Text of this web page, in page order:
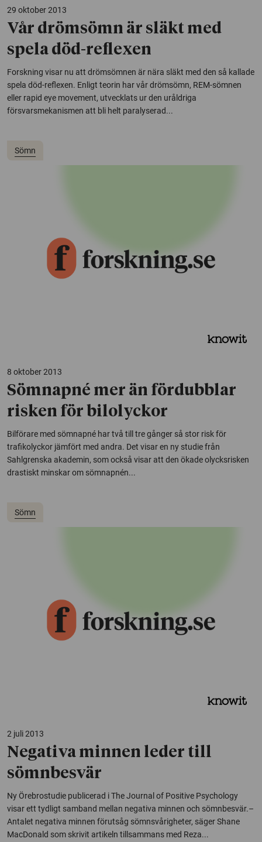
29 oktober 2013
Vår drömsömn är släkt med
spela död-reflexen
Forskning visar nu att drömsömnen är nära släkt med den så kallade
spela död-reflexen. Enligt teorin har vår drömsömn, REM-sömnen
eller rapid eye movement, utvecklats ur den uråldriga
försvarsmekanismen att bli helt paralyserad...
Sömn
8 oktober 2013
Sömnapné mer än fördubblar
risken för bilolyckor
Bilförare med sömnapné har två till tre gånger så stor risk för
trafikolyckor jämfört med andra. Det visar en ny studie från
Sahlgrenska akademin, som också visar att den ökade olycksrisken
drastiskt minskar om sömnapnén...
Sömn
2 juli 2013
Negativa minnen leder till
sömnbesvär
Ny Örebrostudie publicerad i The Journal of Positive Psychology
visar ett tydligt samband mellan negativa minnen och sömnbesvär.–
Antalet negativa minnen förutsåg sömnsvårigheter, säger Shane
MacDonald som skrivit artikeln tillsammans med Reza...